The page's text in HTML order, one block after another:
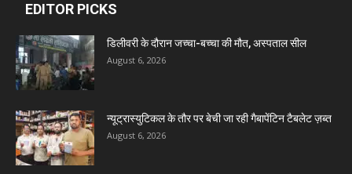
EDITOR PICKS
डिलीवरी के दौरान जच्चा-बच्चा की मौत, अस्पताल सील
August 6, 2026
न्यूट्रास्युटिकल के तौर पर बेची जा रही गैबापेंटिन टैबलेट ज़ब्त
August 6, 2026